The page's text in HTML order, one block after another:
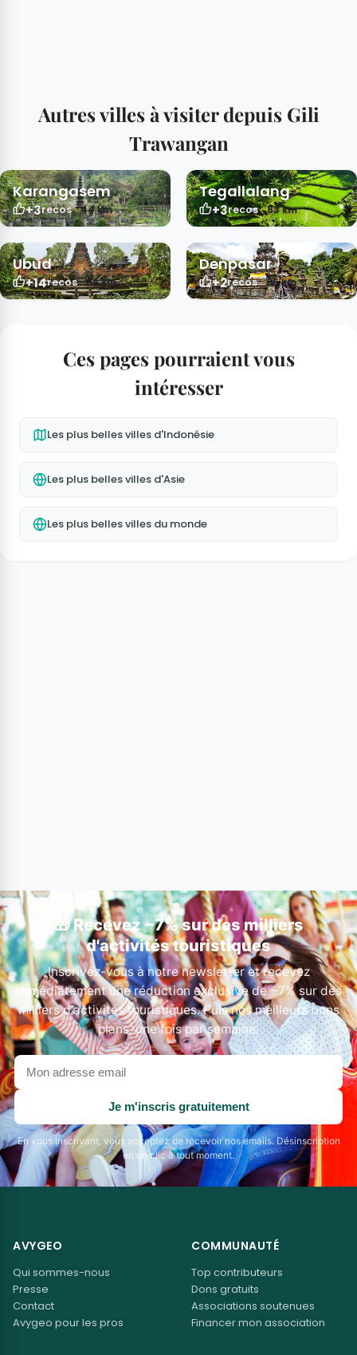
Autres villes à visiter depuis Gili
Trawangan
Karangasem
+3recos 44 km
Tegallalang
+3recos 83 km
Ubud
+14recos 86 km
Denpasar
+2recos 96 km
Ces pages pourraient vous
intéresser
Les plus belles villes d'Indonésie
Les plus belles villes d'Asie
Les plus belles villes du monde
🎁 Recevez −7% sur des milliers
d'activités touristiques
Inscrivez-vous à notre newsletter et recevez
immédiatement une réduction exclusive de −7% sur des
milliers d'activités touristiques. Puis nos meilleurs bons
plans, une fois par semaine.
Votre
adresse
email
Je m'inscris gratuitement
En vous inscrivant, vous acceptez de recevoir nos emails. Désinscription
en un clic à tout moment.
AVYGEO
Qui sommes-nous
Presse
Contact
Avygeo pour les pros
COMMUNAUTÉ
Top contributeurs
Dons gratuits
Associations soutenues
Financer mon association